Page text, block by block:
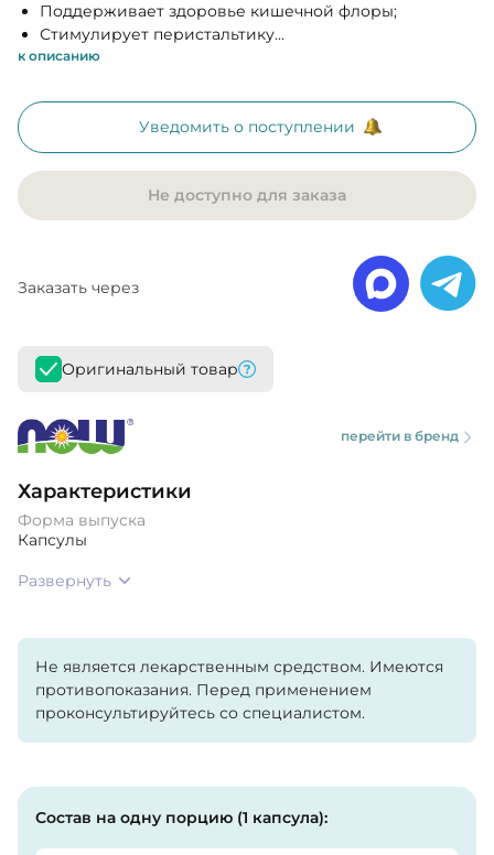
Поддерживает здоровье кишечной флоры;
Стимулирует перистальтику...
к описанию
Уведомить о поступлении
Не доступно для заказа
Заказать через
Оригинальный товар
перейти в бренд
Характеристики
Форма выпуска
Капсулы
Развернуть
Не является лекарственным средством. Имеются
противопоказания. Перед применением
проконсультируйтесь со специалистом.
Состав на одну порцию (1 капсула):